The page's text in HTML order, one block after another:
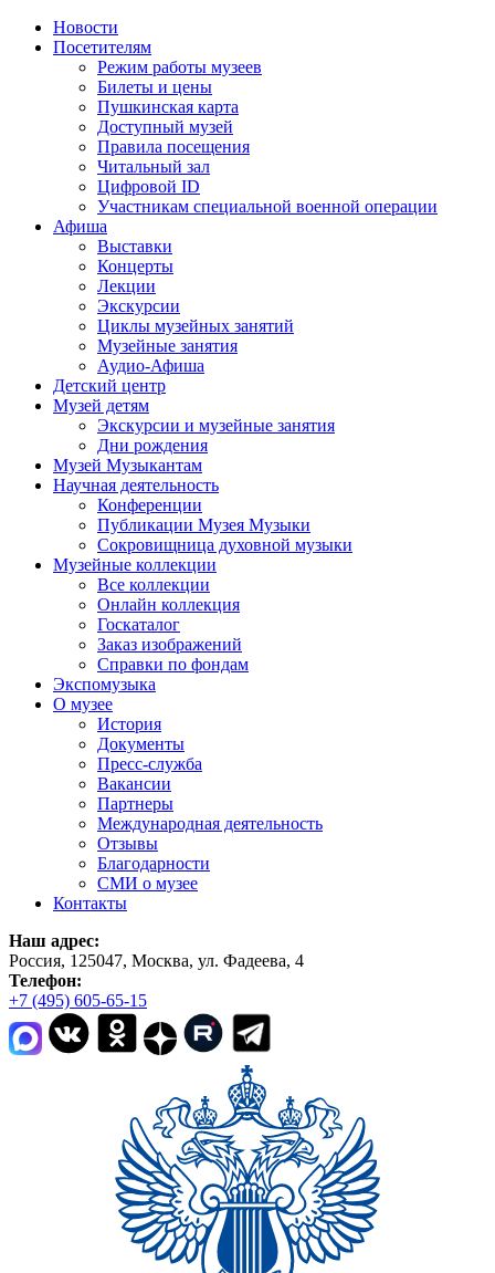
Новости
Посетителям
Режим работы музеев
Билеты и цены
Пушкинская карта
Доступный музей
Правила посещения
Читальный зал
Цифровой ID
Участникам специальной военной операции
Афиша
Выставки
Концерты
Лекции
Экскурсии
Циклы музейных занятий
Музейные занятия
Аудио-Афиша
Детский центр
Музей детям
Экскурсии и музейные занятия
Дни рождения
Музей Музыкантам
Научная деятельность
Конференции
Публикации Музея Музыки
Сокровищница духовной музыки
Музейные коллекции
Все коллекции
Онлайн коллекция
Госкаталог
Заказ изображений
Справки по фондам
Экспомузыка
О музее
История
Документы
Пресс-служба
Вакансии
Партнеры
Международная деятельность
Отзывы
Благодарности
СМИ о музее
Контакты
Наш адрес:
Россия, 125047, Москва, ул. Фадеева, 4
Телефон:
+7 (495) 605-65-15